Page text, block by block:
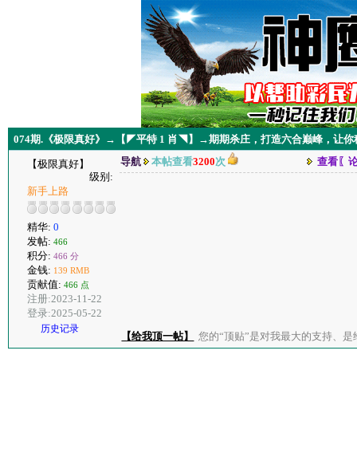
074期.《极限真好》→【◤平特 1 肖◥】→期期杀庄，打造六合巅峰，让你
【极限真好】
级别:
新手上路
精华: 0
发帖: 466
积分: 466 分
金钱: 139 RMB
贡献值: 466 点
注册:2023-11-22
登录:2025-05-22
历史记录
导航 本帖查看3200次 查看〖
【给我顶一帖】 您的“顶贴”是对我最大的支持、